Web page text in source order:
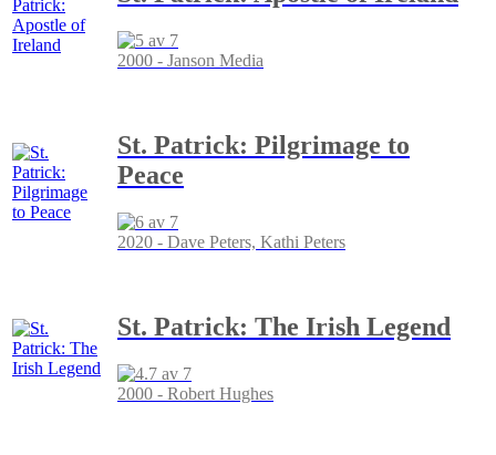
2000 - Janson Media
St. Patrick: Pilgrimage to
Peace
2020 - Dave Peters, Kathi Peters
St. Patrick: The Irish Legend
2000 - Robert Hughes